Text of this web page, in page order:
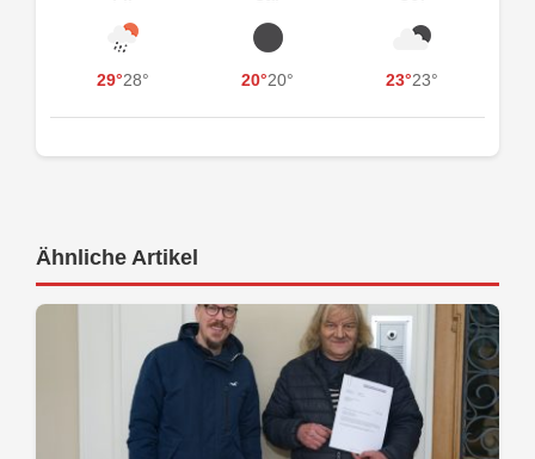
29°28° 20°20° 23°23°
Ähnliche Artikel